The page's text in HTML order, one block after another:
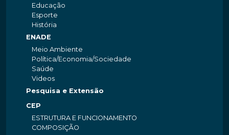
Educação
Esporte
História
ENADE
Meio Ambiente
Política/Economia/Sociedade
Saúde
Videos
Pesquisa e Extensão
CEP
ESTRUTURA E FUNCIONAMENTO
COMPOSIÇÃO